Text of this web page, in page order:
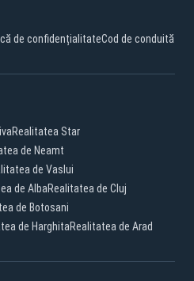
de confidențialitateCod de conduită
Realitatea Star
de Neamt
de Vaslui
de AlbaRealitatea de Cluj
de Botosani
de HarghitaRealitatea de Arad